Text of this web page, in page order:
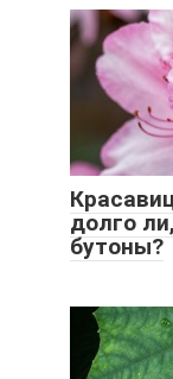
долго
бутоны?